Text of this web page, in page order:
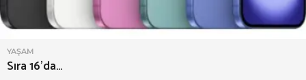
YAŞAM
Sıra 16’da…